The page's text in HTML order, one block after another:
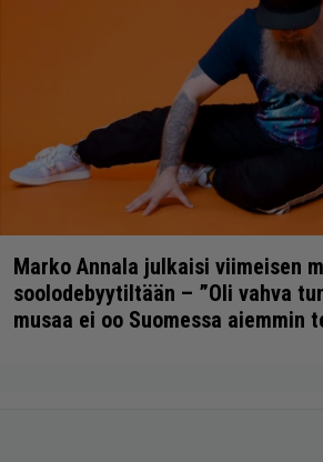
Marko Annala julkaisi viimeisen
soolodebyytiltään – ”Oli vahva
musaa ei oo Suomessa aiemmin